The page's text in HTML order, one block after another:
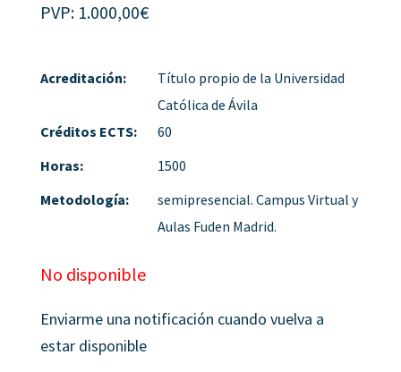
PVP: 1.000,00€
Acreditación:
Título propio de la Universidad
Católica de Ávila
Créditos ECTS:
60
Horas:
1500
Metodología:
semipresencial. Campus Virtual y
Aulas Fuden Madrid.
No disponible
Enviarme una notificación cuando vuelva a
estar disponible